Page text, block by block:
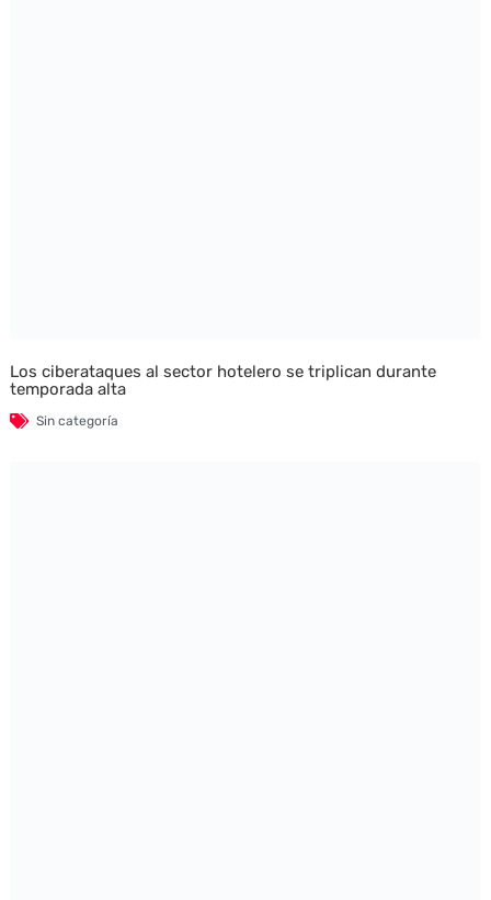
Los ciberataques al sector hotelero se triplican durante
temporada alta
Sin categoría